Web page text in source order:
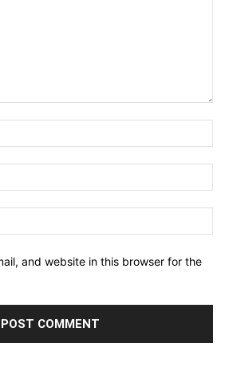
and website in this browser for the